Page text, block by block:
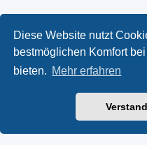
Diese Website nutzt
bestmöglichen Komfort
bieten. Mehr erfahren